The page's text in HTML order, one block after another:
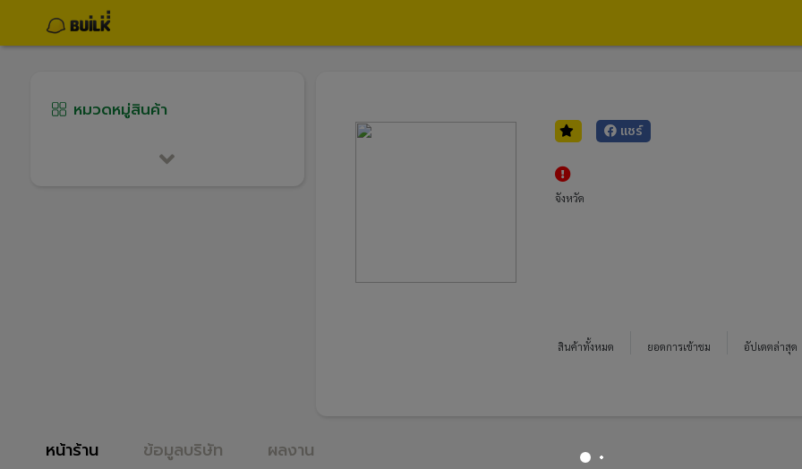
หมวดหมู่สินค้า
แชร์
จังหวัด
สินค้าทั้งหมด ยอดการเข้าชม อัปเดตล่าสุด
หน้าร้าน ข้อมูลบริษัท ผลงาน